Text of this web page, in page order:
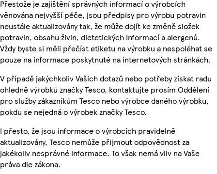
Přestože je zajištění správných informací o výrobcích
věnována nejvyšší péče, jsou předpisy pro výrobu potravin
neustále aktualizovány tak, že může dojít ke změně složek
potravin, obsahu živin, dietetických informací a alergenů.
Vždy byste si měli přečíst etiketu na výrobku a nespoléhat se
pouze na informace poskytnuté na internetových stránkách.
V případě jakýchkoliv Vašich dotazů nebo potřeby získat radu
ohledně výrobků značky Tesco, kontaktujte prosím Oddělení
pro služby zákazníkům Tesco nebo výrobce daného výrobku,
pokdu se nejedná o výrobek značky Tesco.
I přesto, že jsou informace o výrobcích pravidelně
aktualizovány, Tesco nemůže přijmout odpovědnost za
jakékoliv nesprávné informace. To však nemá vliv na Vaše
práva dle zákona.